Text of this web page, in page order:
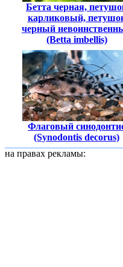
Бетта черная,
карликовый,
черный
(Betta imbellis)
Флаговый
(Synodontis decorus)
на правах рекламы: